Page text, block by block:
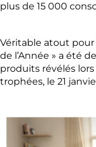
plus de 15 000
Véritable atout pour
de l’Année » a été
produits révélés
trophées, le 21